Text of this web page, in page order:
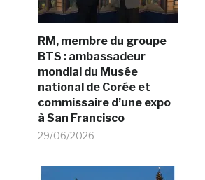
RM, membre du groupe
BTS : ambassadeur
mondial du Musée
national de Corée et
commissaire d’une expo
à San Francisco
29/06/2026